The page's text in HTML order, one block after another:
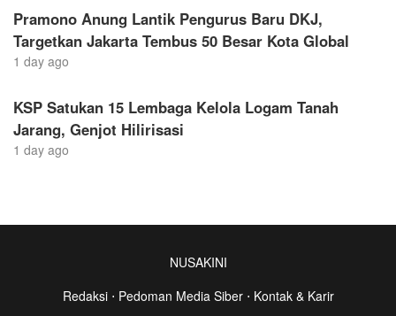
Pramono Anung Lantik Pengurus Baru DKJ,
Targetkan Jakarta Tembus 50 Besar Kota Global
1 day ago
KSP Satukan 15 Lembaga Kelola Logam Tanah
Jarang, Genjot Hilirisasi
1 day ago
NUSAKINI
Redaksi⋅ Pedoman Media Siber⋅ Kontak & Karir